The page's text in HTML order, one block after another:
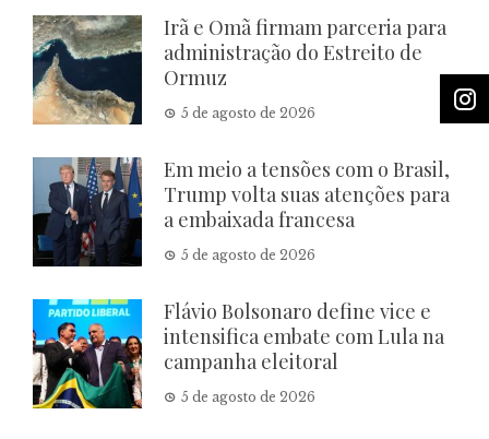
Irã e Omã firmam parceria para
administração do Estreito de
Ormuz
5 de agosto de 2026
Em meio a tensões com o Brasil,
Trump volta suas atenções para
a embaixada francesa
5 de agosto de 2026
Flávio Bolsonaro define vice e
intensifica embate com Lula na
campanha eleitoral
5 de agosto de 2026